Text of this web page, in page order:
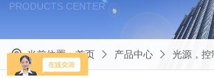
PRODUCTS CENTER
当前位置：首页 产品中心 光源，控